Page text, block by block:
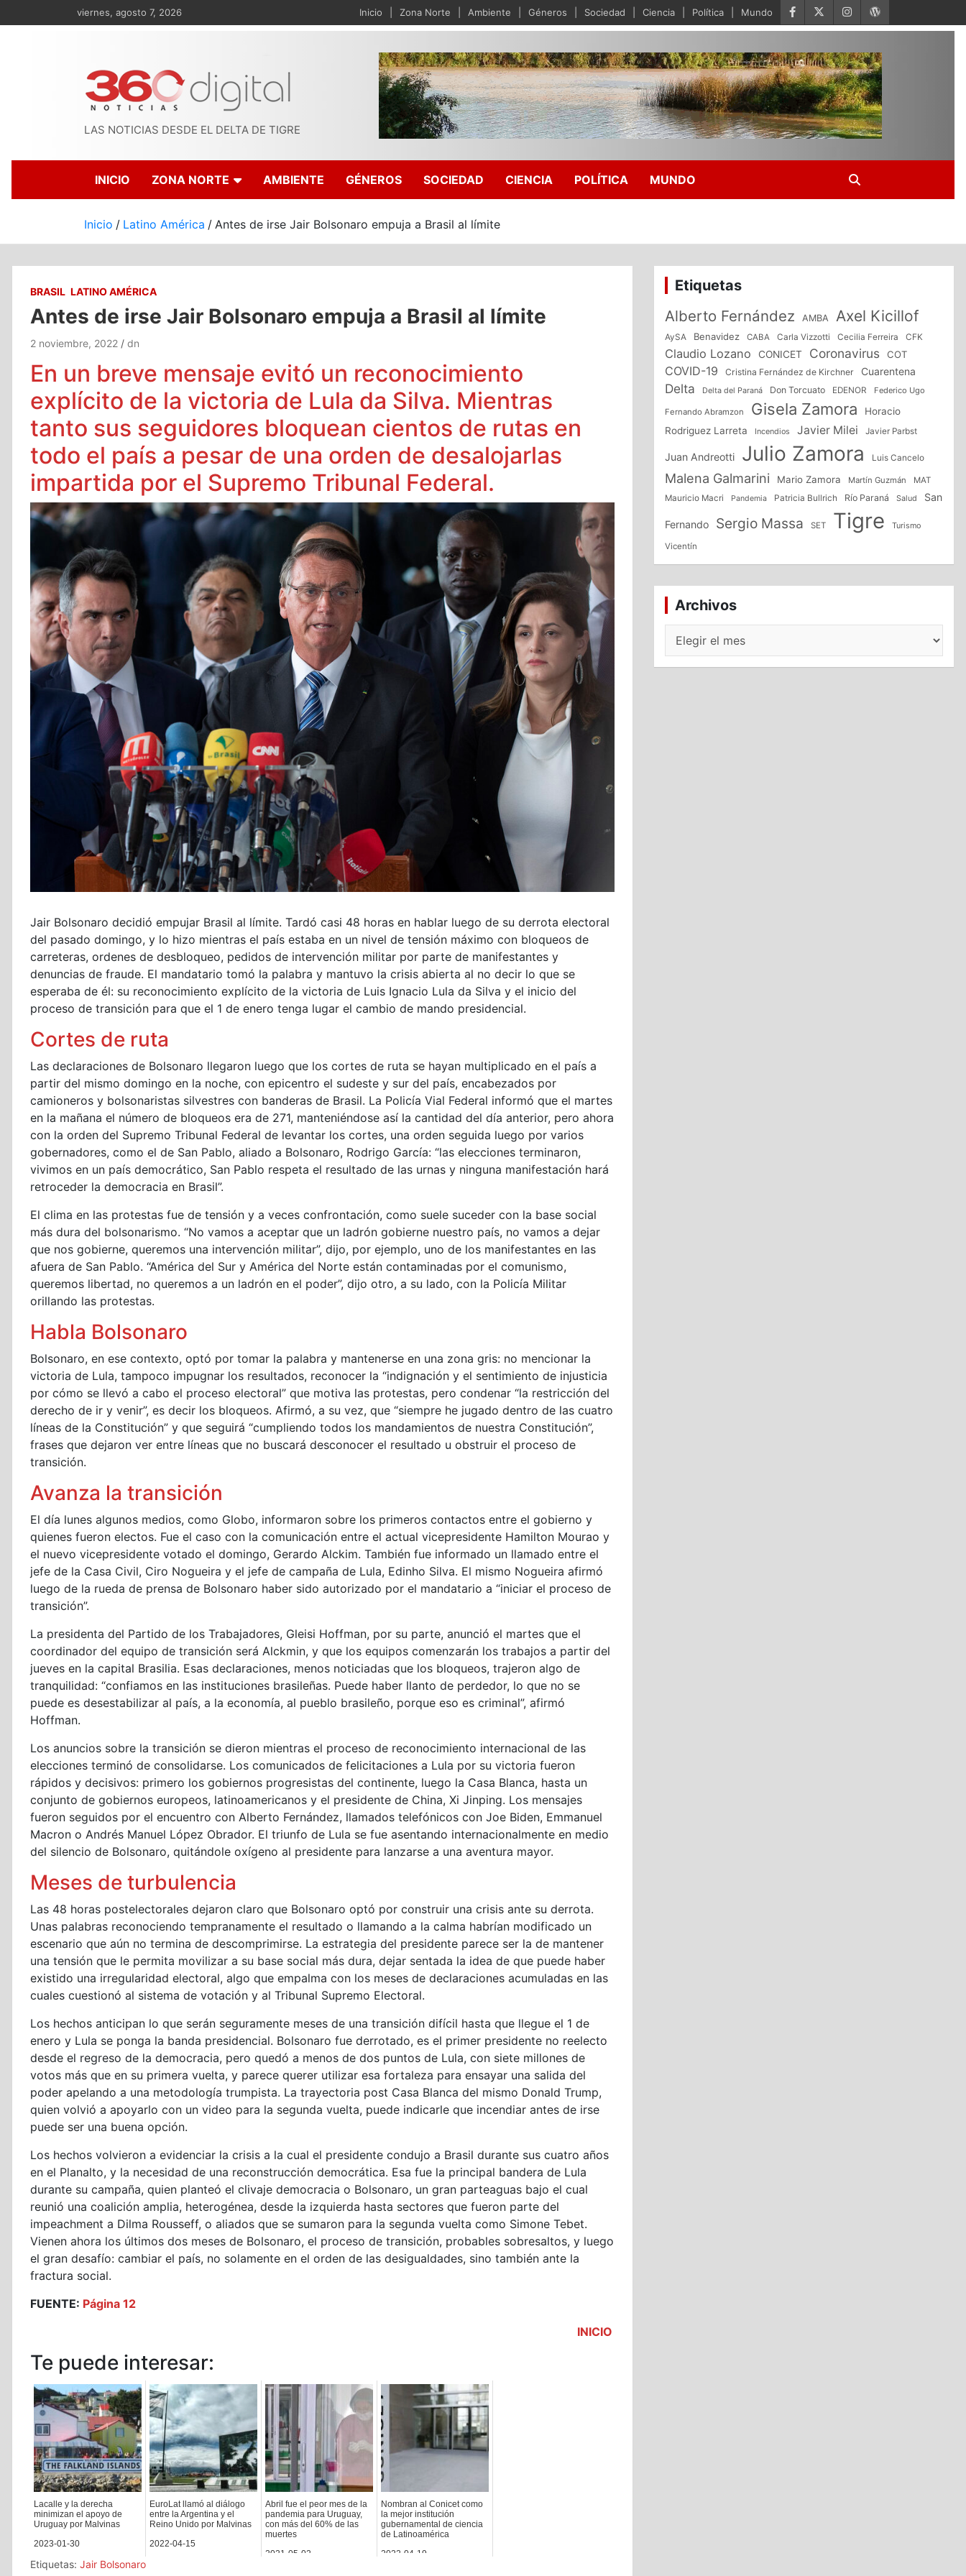
al
viernes, agosto 7, 2026 Inicio Zona Norte Ambiente Géneros Sociedad Ciencia Política Mundo
LAS NOTICIAS DESDE EL DELTA DE TIGRE
INICIO ZONA NORTE AMBIENTE GÉNEROS SOCIEDAD CIENCIA POLÍTICA MUNDO
Inicio Latino América Antes de irse Jair Bolsonaro empuja a Brasil al límite
BRASIL LATINO AMÉRICA
Antes de irse Jair Bolsonaro empuja a Brasil al límite
2 noviembre, 2022 dn
En un breve mensaje evitó un reconocimiento
explícito de la victoria de Lula da Silva. Mientras
tanto sus seguidores bloquean cientos de rutas en
todo el país a pesar de una orden de desalojarlas
impartida por el Supremo Tribunal Federal.
Jair Bolsonaro decidió empujar Brasil al límite. Tardó casi 48 horas en hablar luego de su derrota electoral
del pasado domingo, y lo hizo mientras el país estaba en un nivel de tensión máximo con bloqueos de
carreteras, ordenes de desbloqueo, pedidos de intervención militar por parte de manifestantes y
denuncias de fraude. El mandatario tomó la palabra y mantuvo la crisis abierta al no decir lo que se
esperaba de él: su reconocimiento explícito de la victoria de Luis Ignacio Lula da Silva y el inicio del
proceso de transición para que el 1 de enero tenga lugar el cambio de mando presidencial.
Cortes de ruta
Las declaraciones de Bolsonaro llegaron luego que los cortes de ruta se hayan multiplicado en el país a
partir del mismo domingo en la noche, con epicentro el sudeste y sur del país, encabezados por
camioneros y bolsonaristas silvestres con banderas de Brasil. La Policía Vial Federal informó que el martes
en la mañana el número de bloqueos era de 271, manteniéndose así la cantidad del día anterior, pero ahora
con la orden del Supremo Tribunal Federal de levantar los cortes, una orden seguida luego por varios
gobernadores, como el de San Pablo, aliado a Bolsonaro, Rodrigo García: “las elecciones terminaron,
vivimos en un país democrático, San Pablo respeta el resultado de las urnas y ninguna manifestación hará
retroceder la democracia en Brasil”.
El clima en las protestas fue de tensión y a veces confrontación, como suele suceder con la base social
más dura del bolsonarismo. “No vamos a aceptar que un ladrón gobierne nuestro país, no vamos a dejar
que nos gobierne, queremos una intervención militar”, dijo, por ejemplo, uno de los manifestantes en las
afuera de San Pablo. “América del Sur y América del Norte están contaminadas por el comunismo,
queremos libertad, no queremos a un ladrón en el poder”, dijo otro, a su lado, con la Policía Militar
orillando las protestas.
Habla Bolsonaro
Bolsonaro, en ese contexto, optó por tomar la palabra y mantenerse en una zona gris: no mencionar la
victoria de Lula, tampoco impugnar los resultados, reconocer la “indignación y el sentimiento de injusticia
por cómo se llevó a cabo el proceso electoral” que motiva las protestas, pero condenar “la restricción del
derecho de ir y venir”, es decir los bloqueos. Afirmó, a su vez, que “siempre he jugado dentro de las cuatro
líneas de la Constitución” y que seguirá “cumpliendo todos los mandamientos de nuestra Constitución”,
frases que dejaron ver entre líneas que no buscará desconocer el resultado u obstruir el proceso de
transición.
Avanza la transición
El día lunes algunos medios, como Globo, informaron sobre los primeros contactos entre el gobierno y
quienes fueron electos. Fue el caso con la comunicación entre el actual vicepresidente Hamilton Mourao y
el nuevo vicepresidente votado el domingo, Gerardo Alckim. También fue informado un llamado entre el
jefe de la Casa Civil, Ciro Nogueira y el jefe de campaña de Lula, Edinho Silva. El mismo Nogueira afirmó
luego de la rueda de prensa de Bolsonaro haber sido autorizado por el mandatario a “iniciar el proceso de
transición”.
La presidenta del Partido de los Trabajadores, Gleisi Hoffman, por su parte, anunció el martes que el
coordinador del equipo de transición será Alckmin, y que los equipos comenzarán los trabajos a partir del
jueves en la capital Brasilia. Esas declaraciones, menos noticiadas que los bloqueos, trajeron algo de
tranquilidad: “confiamos en las instituciones brasileñas. Puede haber llanto de perdedor, lo que no se
puede es desestabilizar al país, a la economía, al pueblo brasileño, porque eso es criminal”, afirmó
Hoffman.
Los anuncios sobre la transición se dieron mientras el proceso de reconocimiento internacional de las
elecciones terminó de consolidarse. Los comunicados de felicitaciones a Lula por su victoria fueron
rápidos y decisivos: primero los gobiernos progresistas del continente, luego la Casa Blanca, hasta un
conjunto de gobiernos europeos, latinoamericanos y el presidente de China, Xi Jinping. Los mensajes
fueron seguidos por el encuentro con Alberto Fernández, llamados telefónicos con Joe Biden, Emmanuel
Macron o Andrés Manuel López Obrador. El triunfo de Lula se fue asentando internacionalmente en medio
del silencio de Bolsonaro, quitándole oxígeno al presidente para lanzarse a una aventura mayor.
Meses de turbulencia
Las 48 horas postelectorales dejaron claro que Bolsonaro optó por construir una crisis ante su derrota.
Unas palabras reconociendo tempranamente el resultado o llamando a la calma habrían modificado un
escenario que aún no termina de descomprimirse. La estrategia del presidente parece ser la de mantener
una tensión que le permita movilizar a su base social más dura, dejar sentada la idea de que puede haber
existido una irregularidad electoral, algo que empalma con los meses de declaraciones acumuladas en las
cuales cuestionó al sistema de votación y al Tribunal Supremo Electoral.
Los hechos anticipan lo que serán seguramente meses de una transición difícil hasta que llegue el 1 de
enero y Lula se ponga la banda presidencial. Bolsonaro fue derrotado, es el primer presidente no reelecto
desde el regreso de la democracia, pero quedó a menos de dos puntos de Lula, con siete millones de
votos más que en su primera vuelta, y parece querer utilizar esa fortaleza para ensayar una salida del
poder apelando a una metodología trumpista. La trayectoria post Casa Blanca del mismo Donald Trump,
quien volvió a apoyarlo con un video para la segunda vuelta, puede indicarle que incendiar antes de irse
puede ser una buena opción.
Los hechos volvieron a evidenciar la crisis a la cual el presidente condujo a Brasil durante sus cuatro años
en el Planalto, y la necesidad de una reconstrucción democrática. Esa fue la principal bandera de Lula
durante su campaña, quien planteó el clivaje democracia o Bolsonaro, un gran parteaguas bajo el cual
reunió una coalición amplia, heterogénea, desde la izquierda hasta sectores que fueron parte del
impeachment a Dilma Rousseff, o aliados que se sumaron para la segunda vuelta como Simone Tebet.
Vienen ahora los últimos dos meses de Bolsonaro, el proceso de transición, probables sobresaltos, y luego
el gran desafío: cambiar el país, no solamente en el orden de las desigualdades, sino también ante la
fractura social.
FUENTE: Página 12
INICIO
Te puede interesar:
Lacalle y la derecha
minimizan el apoyo de
Uruguay por Malvinas
2023-01-30
EuroLat llamó al diálogo
entre la Argentina y el
Reino Unido por Malvinas
2022-04-15
Abril fue el peor mes de la
pandemia para Uruguay,
con más del 60% de las
muertes
2021-05-02
Nombran al Conicet como
la mejor institución
gubernamental de ciencia
de Latinoamérica
2022-04-19
Etiquetas: Jair Bolsonaro
Etiquetas
Alberto Fernández AMBA Axel Kicillof
AySA Benavidez CABA Carla Vizzotti Cecilia Ferreira CFK
Claudio Lozano CONICET Coronavirus COT
COVID-19 Cristina Fernández de Kirchner Cuarentena
Delta Delta del Paraná Don Torcuato EDENOR Federico Ugo
Fernando Abramzon Gisela Zamora
Horacio
Rodriguez Larreta
Incendios Javier Milei Javier Parbst
Juan Andreotti Julio Zamora Luis Cancelo
Malena Galmarini Mario Zamora Martín Guzmán
MAT
Mauricio Macri
Pandemia Patricia Bullrich Río Paraná Salud San
Fernando Sergio Massa SET Tigre Turismo
Vicentín
Archivos
Archivos